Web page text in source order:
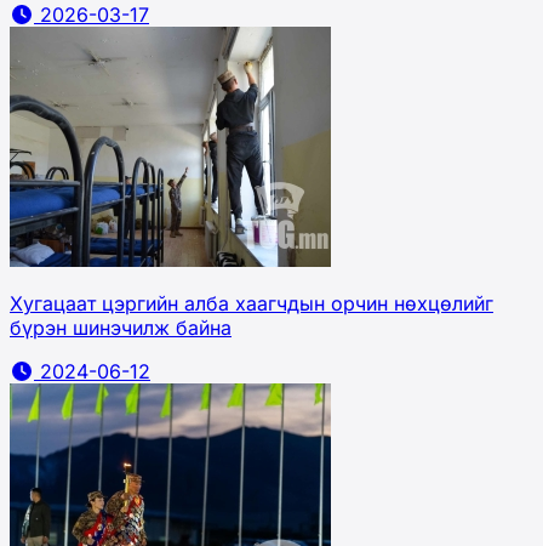
2026-03-17
Хугацаат цэргийн алба хаагчдын орчин нөхцөлийг
бүрэн шинэчилж байна
2024-06-12